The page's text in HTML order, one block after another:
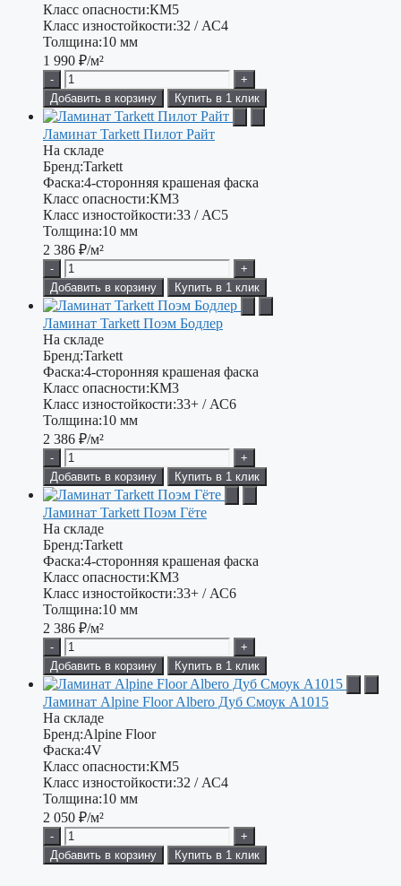
Класс опасности:КМ5
Класс изностойкости:32 / АС4
Толщина:10 мм
1 990 ₽/м²
-
+
Добавить в корзину
Купить в 1 клик
Ламинат Tarkett Пилот Райт
На складе
Бренд:Tarkett
Фаска:4-сторонняя крашеная фаска
Класс опасности:КМ3
Класс изностойкости:33 / АС5
Толщина:10 мм
2 386 ₽/м²
-
+
Добавить в корзину
Купить в 1 клик
Ламинат Tarkett Поэм Бодлер
На складе
Бренд:Tarkett
Фаска:4-сторонняя крашеная фаска
Класс опасности:КМ3
Класс изностойкости:33+ / АС6
Толщина:10 мм
2 386 ₽/м²
-
+
Добавить в корзину
Купить в 1 клик
Ламинат Tarkett Поэм Гёте
На складе
Бренд:Tarkett
Фаска:4-сторонняя крашеная фаска
Класс опасности:КМ3
Класс изностойкости:33+ / АС6
Толщина:10 мм
2 386 ₽/м²
-
+
Добавить в корзину
Купить в 1 клик
Ламинат Alpine Floor Albero Дуб Смоук А1015
На складе
Бренд:Alpine Floor
Фаска:4V
Класс опасности:КМ5
Класс изностойкости:32 / АС4
Толщина:10 мм
2 050 ₽/м²
-
+
Добавить в корзину
Купить в 1 клик